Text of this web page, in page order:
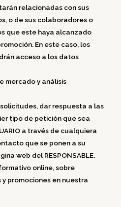
relacionadas con sus
o de sus colaboradores o
que este haya alcanzado
En este caso, los
acceso a los datos
mercado y análisis
dar respuesta a las
tipo de petición que sea
a través de cualquiera
que se ponen a su
web del RESPONSABLE.
online, sobre
promociones en nuestra